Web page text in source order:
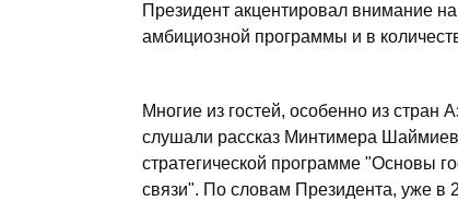
Президент акцентировал внимание
амбициозной программы и в
Многие из гостей, особенно из
слушали рассказ Минтимера
стратегической программе "Основы
связи". По словам Президента, уже в